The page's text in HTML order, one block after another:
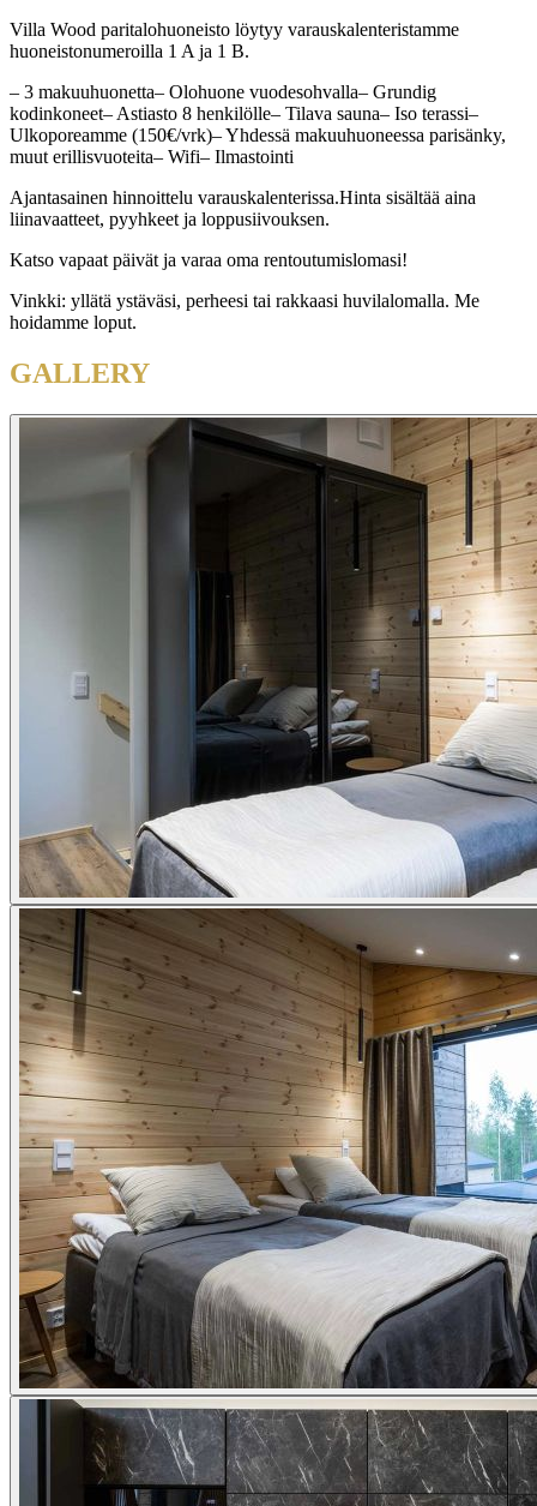
Villa Wood paritalohuoneisto löytyy varauskalenteristamme
huoneistonumeroilla 1 A ja 1 B.
– 3 makuuhuonetta– Olohuone vuodesohvalla– Grundig
kodinkoneet– Astiasto 8 henkilölle– Tilava sauna– Iso terassi–
Ulkoporeamme (150€/vrk)– Yhdessä makuuhuoneessa parisänky,
muut erillisvuoteita– Wifi– Ilmastointi
Ajantasainen hinnoittelu varauskalenterissa.Hinta sisältää aina
liinavaatteet, pyyhkeet ja loppusiivouksen.
Katso vapaat päivät ja varaa oma rentoutumislomasi!
Vinkki: yllätä ystäväsi, perheesi tai rakkaasi huvilalomalla. Me
hoidamme loput.
GALLERY